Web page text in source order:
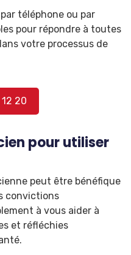
téléphone ou par
pour répondre à toutes
votre processus de
12 20
pour utiliser
peut être bénéfique
convictions
à vous aider à
et réfléchies